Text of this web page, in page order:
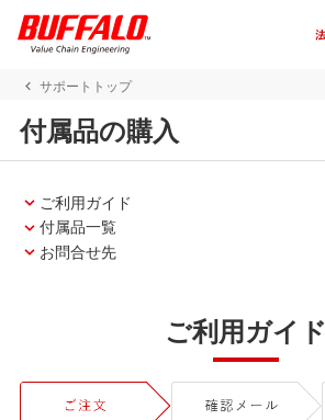
サポートトップ
付属品の購入
ご利用ガイド
付属品一覧
お問合せ先
ご利用ガイド